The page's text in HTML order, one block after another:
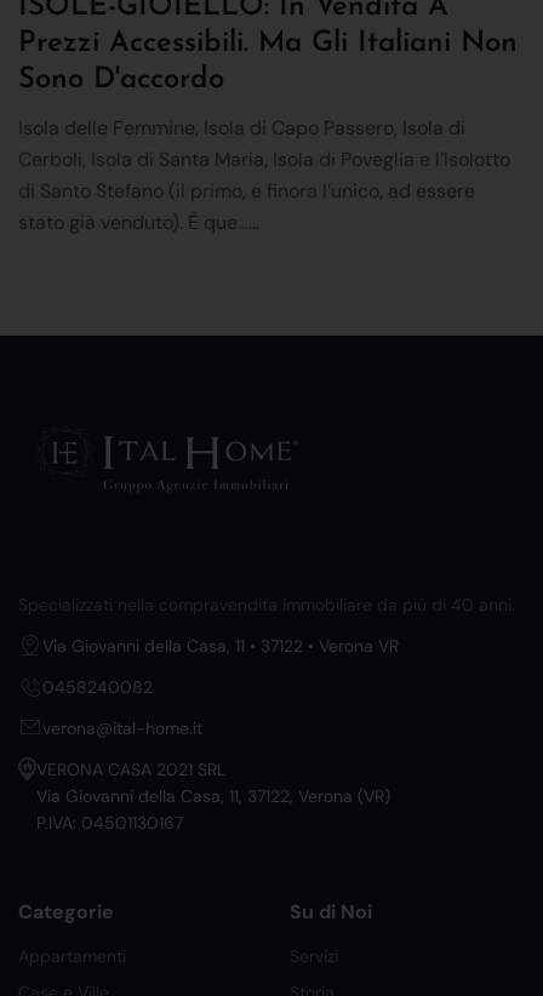
ISOLE-GIOIELLO: In Vendita A
Prezzi Accessibili. Ma Gli Italiani Non
Sono D'accordo
Isola delle Femmine, Isola di Capo Passero, Isola di
Cerboli, Isola di Santa Maria, Isola di Poveglia e l’Isolotto
di Santo Stefano (il primo, e finora l’unico, ad essere
stato già venduto). È que......
Specializzati nella compravendita immobiliare da più di 40 anni.
Via Giovanni della Casa, 11 • 37122 • Verona VR
0458240082
verona@ital-home.it
VERONA CASA 2021 SRL
Via Giovanni della Casa, 11, 37122, Verona (VR)
P.IVA: 04501130167
Categorie
Appartamenti
Su di Noi
Servizi